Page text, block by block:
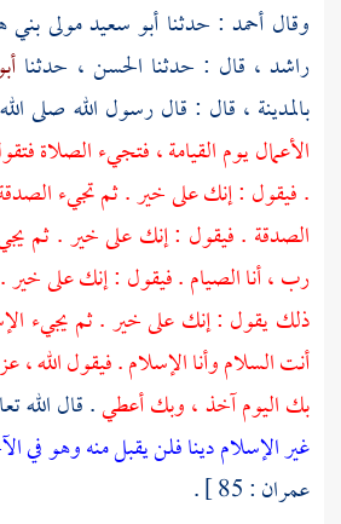
وقال أحمد : حدثنا أبو سعيد مولى
راشد ، قال : حدثنا الحسن ، حدثنا
بالمدينة ، قال : قال رسول الله صلى
الأعمال يوم القيامة ، فتجيء الصلاة
. فيقول : إنك على خير . ثم تجيء
الصدقة . فيقول : إنك على خير . ثم
رب ، أنا الصيام . فيقول : إنك على خير
ذلك يقول : إنك على خير . ثم يجيء
أنت السلام وأنا الإسلام . فيقول الله
بك اليوم آخذ ، وبك أعطي. قال الله
غير الإسلام دينا فلن يقبل منه وهو في
عمران : 85 ] .